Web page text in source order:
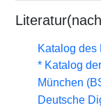
Katalog des
* Katalog
München
Deutsche